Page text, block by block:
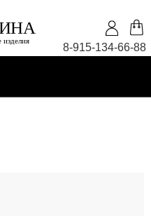
8-915-134-66-88